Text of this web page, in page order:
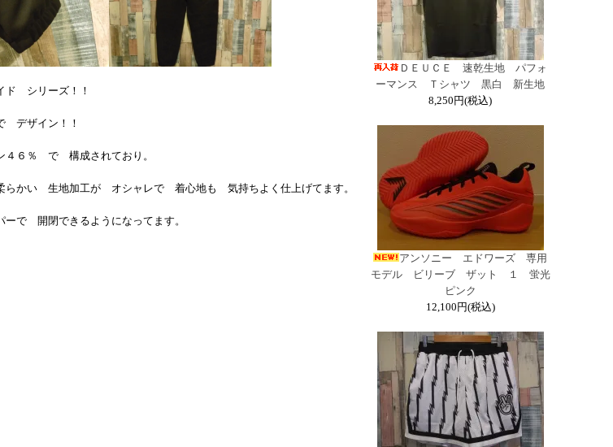
ＤＥＵＣＥ 速乾生地 パフォ
ーマンス Ｔシャツ 黒白 新生地
8,250円(税込)
アンソニー エドワーズ 専用
モデル ビリーブ ザット １ 蛍光
ピンク
12,100円(税込)
シリーズ！！
ザイン！！
４６％ で 構成されており。
かい 生地加工が オシャレで 着心地も 気持ちよく仕上げてます。
で 開閉できるようになってます。